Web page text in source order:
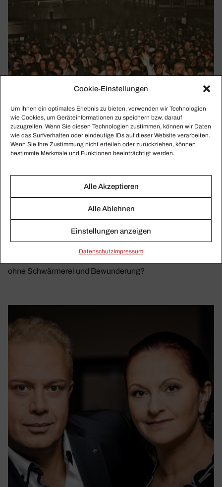
Cookie-Einstellungen
Um Ihnen ein optimales Erlebnis zu bieten, verwenden wir Technologien
wie Cookies, um Geräteinformationen zu speichern bzw. darauf
zuzugreifen. Wenn Sie diesen Technologien zustimmen, können wir Daten
wie das Surfverhalten oder eindeutige IDs auf dieser Website verarbeiten.
Wenn Sie Ihre Zustimmung nicht erteilen oder zurückziehen, können
bestimmte Merkmale und Funktionen beeinträchtigt werden.
Alle Akzeptieren
Alle Ablehnen
Einstellungen anzeigen
Daten­schutzImpressum
WOHER KOMMT EIGENTLICH ...
Der Wahn­sinn der aktu­ellen Fankultur?
Fans reisen durch die Welt auf der Jagd nach ihrem Idol,
warten an Bühnentüren, sammeln Autogramme und
ohne Schwärmerei und Bewunderung?